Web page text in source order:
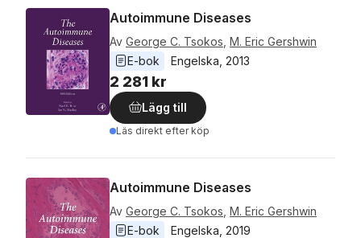
Autoimmune Diseases
Av George C. Tsokos M. Eric Gershwin
E-bok
Engelska 2013
2 281 kr
Lägg till
Läs direkt efter köp
Autoimmune Diseases
Av George C. Tsokos M. Eric Gershwin
E-bok
Engelska 2019